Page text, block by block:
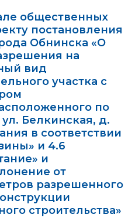
общественных
постановления
Обнинска «О
на
вид
участка с
по
Белкинская, д.
в соответствии
и 4.6
и
от
разрешенного
строительства»